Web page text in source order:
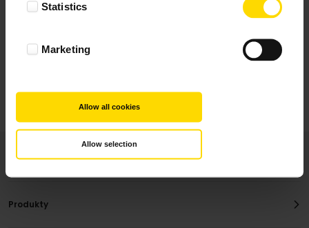
Statistics
Marketing
Allow all cookies
Allow selection
Najbardziej pomocne oceny, które doradzą Ci
Produkty